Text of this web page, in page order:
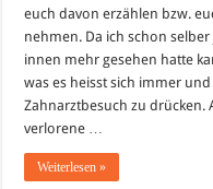
euch davon erzählen bzw.
nehmen. Da ich schon
innen mehr gesehen hatte
was es heisst sich immer
Zahnarztbesuch zu drücken.
verlorene …
Weiterlesen »